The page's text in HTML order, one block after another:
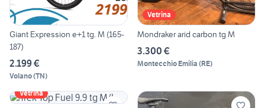
Giant Expression e+1 tg. M (165-
187)
2.199 €
Volano(TN)
Vetrina
Mondraker arid carbon tg M
3.300 €
Montecchio Emilia (RE)
Vetrina